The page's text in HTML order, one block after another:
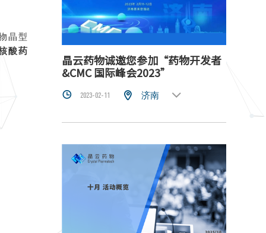
晶型
酸药
晶云药物诚邀您参加“药物开发者
&CMC 国际峰会2023”
 2023-02-11  济南 